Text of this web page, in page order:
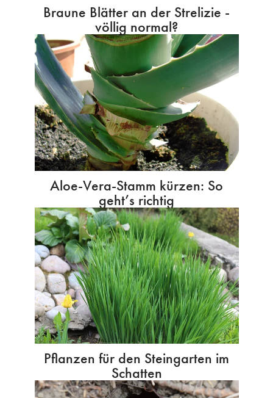
Braune Blätter an der Strelizie -
völlig normal?
Aloe-Vera-Stamm kürzen: So
geht’s richtig
Pflanzen für den Steingarten im
Schatten